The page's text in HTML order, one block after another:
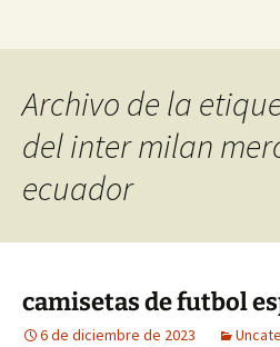
Archivo de la
del inter milan
ecuador
camisetas de futbol
6 de diciembre de 2023